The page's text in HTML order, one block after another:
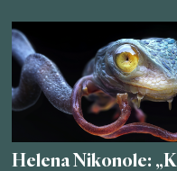
Helena Nikonole: „KI